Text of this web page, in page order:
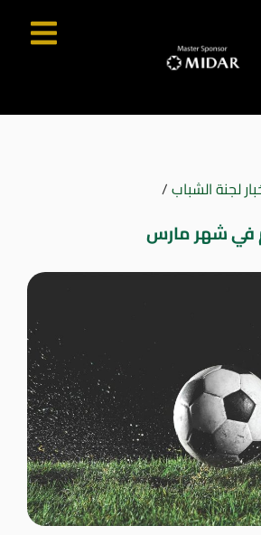
لجنة الشباب/
في شهر مارس